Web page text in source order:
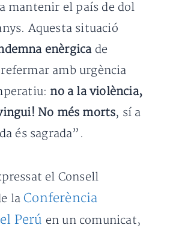
mantenir el país de dol
Aquesta situació
enèrgicade
amb urgència
no a la violència,
No més morts, sí a
és sagrada”.
el Consell
laConferència
Perú en un comunicat,